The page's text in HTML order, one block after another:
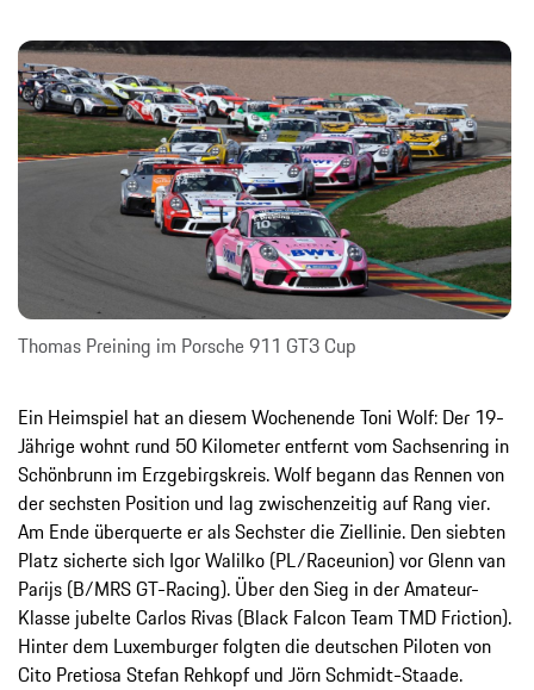
Thomas Preining im Porsche 911 GT3 Cup
Ein Heimspiel hat an diesem Wochenende Toni Wolf: Der 19-
Jährige wohnt rund 50 Kilometer entfernt vom Sachsenring in
Schönbrunn im Erzgebirgskreis. Wolf begann das Rennen von
der sechsten Position und lag zwischenzeitig auf Rang vier.
Am Ende überquerte er als Sechster die Ziellinie. Den siebten
Platz sicherte sich Igor Walilko (PL/Raceunion) vor Glenn van
Parijs (B/MRS GT-Racing). Über den Sieg in der Amateur-
Klasse jubelte Carlos Rivas (Black Falcon Team TMD Friction).
Hinter dem Luxemburger folgten die deutschen Piloten von
Cito Pretiosa Stefan Rehkopf und Jörn Schmidt-Staade.